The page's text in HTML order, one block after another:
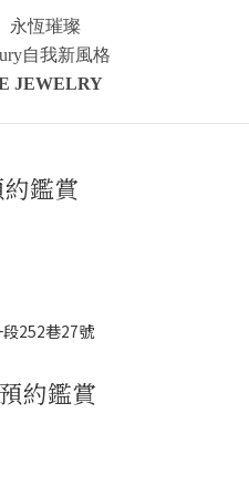
永恆璀璨
自我新風格
JEWELRY
鑑賞
252巷27號
約鑑賞